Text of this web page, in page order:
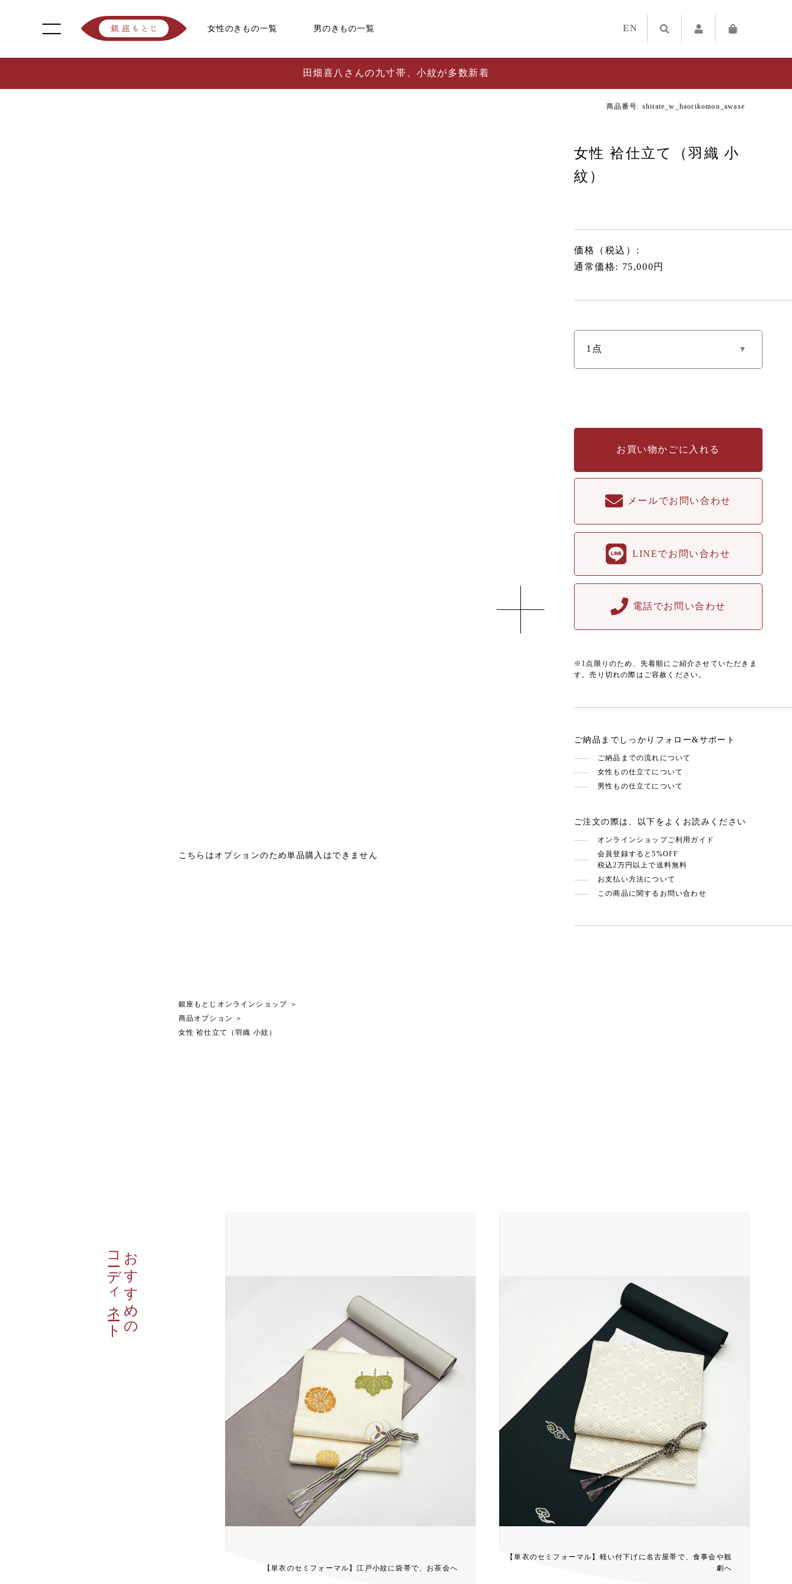
女性のきもの一覧 男のきもの一覧 EN
田畑喜八さんの九寸帯、小紋が多数新着
こちらはオプションのため単品購入はできません
銀座もとじオンラインショップ ＞
商品オプション
＞
女性 袷仕立て（羽織 小紋）
商品番号: shitate_w_haorikomon_awase
女性 袷仕立て（羽織 小
紋）
価格（税込）:
通常価格: 75,000円
お買い物かごに入れる
メールでお問い合わせ
LINEでお問い合わせ
電話でお問い合わせ
※1点限りのため、先着順にご紹介させていただきま
す。売り切れの際はご容赦ください。
ご納品までしっかりフォロー&サポート
ご納品までの流れについて
女性もの仕立てについて
男性もの仕立てについて
ご注文の際は、以下をよくお読みください
オンラインショップご利用ガイド
会員登録すると5%OFF
税込2万円以上で送料無料
お支払い方法について
この商品に関するお問い合わせ
おすすめの
コーディネート
【単衣のセミフォーマル】江戸小紋に袋帯で、お茶会へ
【単衣のセミフォーマル】軽い付下げに名古屋帯で、食事会や観
劇へ